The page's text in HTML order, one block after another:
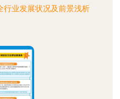
行业发展状况及前景浅析